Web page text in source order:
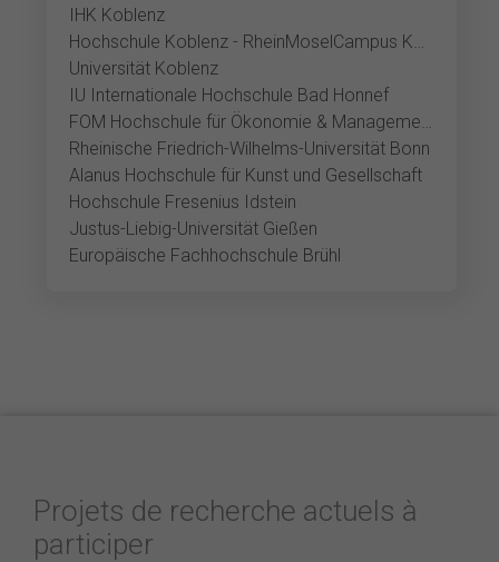
IHK Koblenz
Hochschule Koblenz - RheinMoselCampus Koblenz
Universität Koblenz
IU Internationale Hochschule Bad Honnef
FOM Hochschule für Ökonomie & Management Bonn
Rheinische Friedrich-Wilhelms-Universität Bonn
Alanus Hochschule für Kunst und Gesellschaft
Hochschule Fresenius Idstein
Justus-Liebig-Universität Gießen
Europäische Fachhochschule Brühl
Projets de recherche actuels à
participer